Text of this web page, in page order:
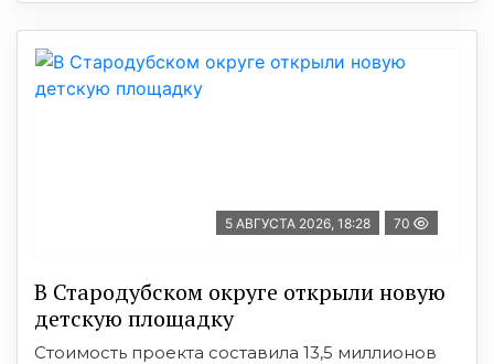
5 АВГУСТА 2026, 18:28 70
В Стародубском округе открыли новую
детскую площадку
Стоимость проекта составила 13,5 миллионов